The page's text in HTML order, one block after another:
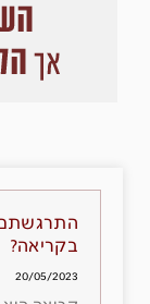
בקריאה?
20/05/2023